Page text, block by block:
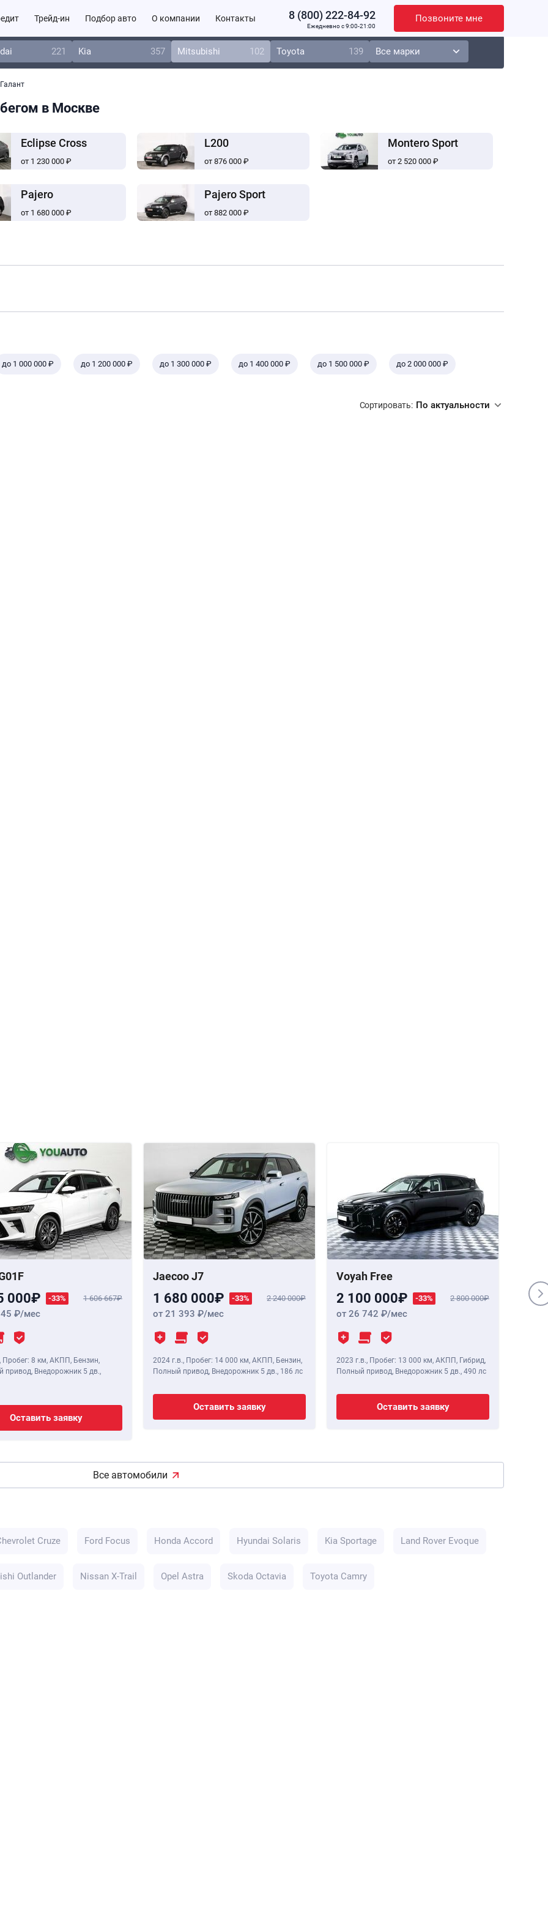
Трейд-ин Подбор авто О компании Контакты 8 (800) 222-84-92
Ежедневно c 9:00-21:00
Позвоните мне
221 Kia 357 Mitsubishi 102 Toyota 139
Галант
в Москве
Eclipse Cross
от 1 230 000 ₽
L200
от 876 000 ₽
Montero Sport
от 2 520 000 ₽
Pajero
от 1 680 000 ₽
Pajero Sport
от 882 000 ₽
до 1 000 000 ₽ до 1 200 000 ₽ до 1 300 000 ₽ до 1 400 000 ₽ до 1 500 000 ₽ до 2 000 000 ₽
Сортировать: По актуальности
000 -33% 1 606 667
/мес
, Пробег: 8 км, АКПП, Бензин,
привод, Внедорожник 5 дв.,
Оставить заявку
Jaecoo J7
1 680 000 -33% 2 240 000
от 21 393 /мес
2024 г.в., Пробег: 14 000 км, АКПП, Бензин,
Полный привод, Внедорожник 5 дв., 186 лс
Оставить заявку
Voyah Free
2 100 000 -33% 2 800 000
от 26 742 /мес
2023 г.в., Пробег: 13 000 км, АКПП, Гибрид,
Полный привод, Внедорожник 5 дв., 490 лс
Оставить заявку
1
Все автомобили
Cruze Ford Focus Honda Accord Hyundai Solaris Kia Sportage Land Rover Evoque
Outlander Nissan X-Trail Opel Astra Skoda Octavia Toyota Camry